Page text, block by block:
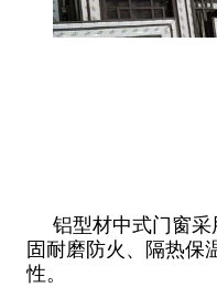
铝型材中式门窗
固耐磨防火、隔热保
性。